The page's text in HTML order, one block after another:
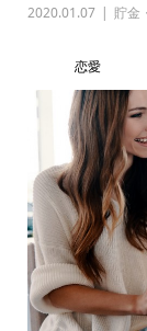
2020.01.07 貯金
恋愛